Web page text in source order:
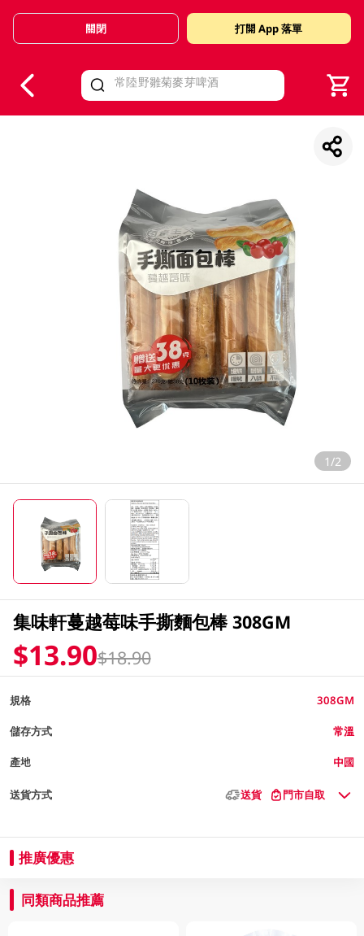
Valid Until 30 June 2026
關閉 打開 App 落單
1/2
集味軒蔓越莓味手撕麵包棒 308GM
$13.90$18.90
規格 308GM
儲存方式 常溫
產地 中國
送貨方式 送貨 門市自取
推廣優惠
同類商品推薦